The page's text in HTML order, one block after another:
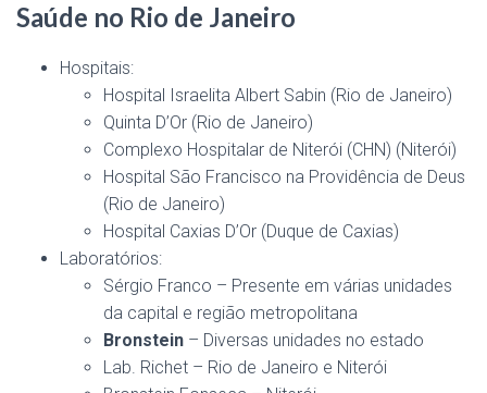
Saúde no Rio de Janeiro
Hospitais:
Hospital Israelita Albert Sabin (Rio de Janeiro)
Quinta D’Or (Rio de Janeiro)
Complexo Hospitalar de Niterói (CHN) (Niterói)
Hospital São Francisco na Providência de Deus
(Rio de Janeiro)
Hospital Caxias D’Or (Duque de Caxias)
Laboratórios:
Sérgio Franco – Presente em várias unidades
da capital e região metropolitana
Bronstein – Diversas unidades no estado
Lab. Richet – Rio de Janeiro e Niterói